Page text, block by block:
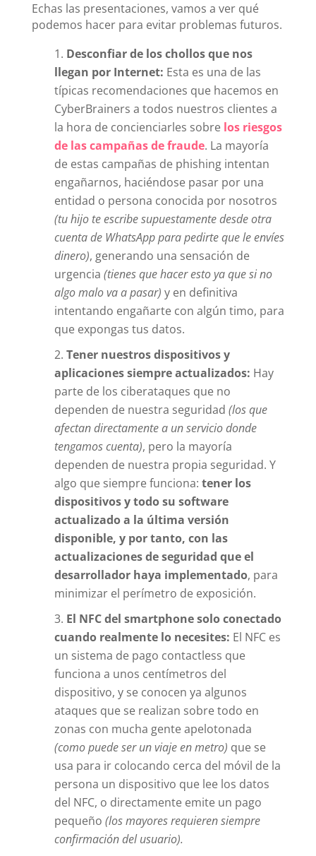
Echas las presentaciones, vamos a ver qué
podemos hacer para evitar problemas futuros.
Desconfiar de los chollos que nos
llegan por Internet: Esta es una de las
típicas recomendaciones que hacemos en
CyberBrainers a todos nuestros clientes a
la hora de concienciarles sobre los riesgos
de las campañas de fraude. La mayoría
de estas campañas de phishing intentan
engañarnos, haciéndose pasar por una
entidad o persona conocida por nosotros
(tu hijo te escribe supuestamente desde otra
cuenta de WhatsApp para pedirte que le envíes
dinero), generando una sensación de
urgencia (tienes que hacer esto ya que si no
algo malo va a pasar) y en definitiva
intentando engañarte con algún timo, para
que expongas tus datos.
Tener nuestros dispositivos y
aplicaciones siempre actualizados: Hay
parte de los ciberataques que no
dependen de nuestra seguridad (los que
afectan directamente a un servicio donde
tengamos cuenta), pero la mayoría
dependen de nuestra propia seguridad. Y
algo que siempre funciona: tener los
dispositivos y todo su software
actualizado a la última versión
disponible, y por tanto, con las
actualizaciones de seguridad que el
desarrollador haya implementado, para
minimizar el perímetro de exposición.
El NFC del smartphone solo conectado
cuando realmente lo necesites: El NFC es
un sistema de pago contactless que
funciona a unos centímetros del
dispositivo, y se conocen ya algunos
ataques que se realizan sobre todo en
zonas con mucha gente apelotonada
(como puede ser un viaje en metro) que se
usa para ir colocando cerca del móvil de la
persona un dispositivo que lee los datos
del NFC, o directamente emite un pago
pequeño (los mayores requieren siempre
confirmación del usuario).